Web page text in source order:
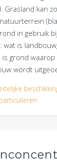
Grasland kan
in gebruik
wat is
grond
wordt